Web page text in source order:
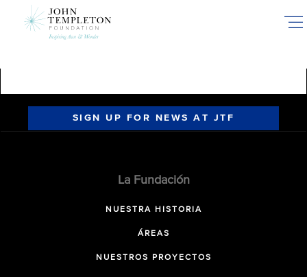
SIGN UP FOR NEWS AT JTF
La Fundación
NUESTRA HISTORIA
ÁREAS
NUESTROS PROYECTOS